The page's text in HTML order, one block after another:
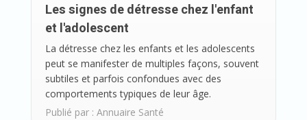
Les signes de détresse chez l'enfant
et l'adolescent
La détresse chez les enfants et les adolescents
peut se manifester de multiples façons, souvent
subtiles et parfois confondues avec des
comportements typiques de leur âge.
Publié par : Annuaire Santé